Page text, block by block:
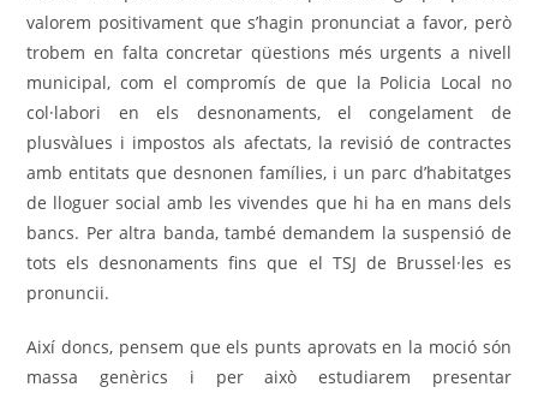
valorem positivament que s’hagin pronunciat a favor, però
trobem en falta concretar qüestions més urgents a nivell
municipal, com el compromís de que la Policia Local no
col·labori en els desnonaments, el congelament de
plusvàlues i impostos als afectats, la revisió de contractes
amb entitats que desnonen famílies, i un parc d’habitatges
de lloguer social amb les vivendes que hi ha en mans dels
bancs. Per altra banda, també demandem la suspensió de
tots els desnonaments fins que el TSJ de Brussel·les es
pronuncii.
Així doncs, pensem que els punts aprovats en la moció són
massa genèrics i per això estudiarem presentar